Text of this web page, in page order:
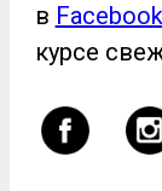
в Facebook
курсе